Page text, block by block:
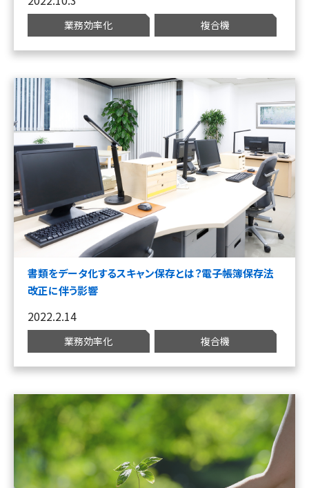
業務効率化 複合機
書類をデータ化するスキャン保存とは？電子帳簿保存法
改正に伴う影響
2022.2.14
業務効率化 複合機